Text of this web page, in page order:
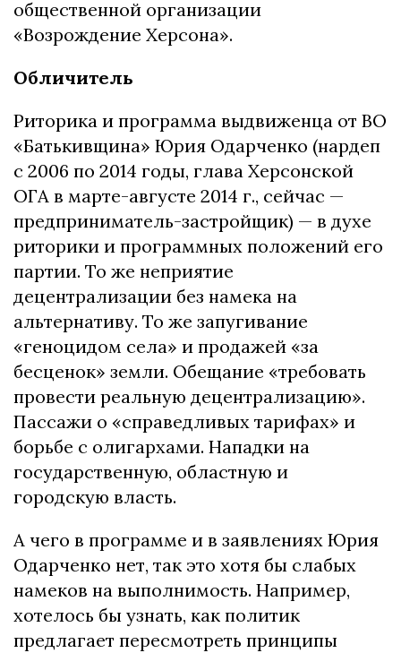
общественной организации
«Возрождение Херсона».
Обличитель
Риторика и программа выдвиженца от ВО
«Батькивщина» Юрия Одарченко (нардеп
с 2006 по 2014 годы, глава Херсонской
ОГА в марте-августе 2014 г., сейчас —
предприниматель-застройщик) — в духе
риторики и программных положений его
партии. То же неприятие
децентрализации без намека на
альтернативу. То же запугивание
«геноцидом села» и продажей «за
бесценок» земли. Обещание «требовать
провести реальную децентрализацию».
Пассажи о «справедливых тарифах» и
борьбе с олигархами. Нападки на
государственную, областную и
городскую власть.
А чего в программе и в заявлениях Юрия
Одарченко нет, так это хотя бы слабых
намеков на выполнимость. Например,
хотелось бы узнать, как политик
предлагает пересмотреть принципы